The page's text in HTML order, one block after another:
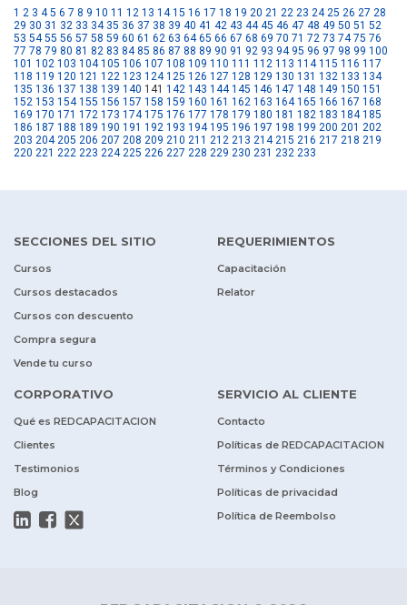
1 2 3 4 5 6 7 8 9 10 11 12 13 14 15 16 17 18 19 20 21 22 23 24 25 26 27 28
29 30 31 32 33 34 35 36 37 38 39 40 41 42 43 44 45 46 47 48 49 50 51 52
53 54 55 56 57 58 59 60 61 62 63 64 65 66 67 68 69 70 71 72 73 74 75 76
77 78 79 80 81 82 83 84 85 86 87 88 89 90 91 92 93 94 95 96 97 98 99 100
101 102 103 104 105 106 107 108 109 110 111 112 113 114 115 116 117
118 119 120 121 122 123 124 125 126 127 128 129 130 131 132 133 134
135 136 137 138 139 140 141 142 143 144 145 146 147 148 149 150 151
152 153 154 155 156 157 158 159 160 161 162 163 164 165 166 167 168
169 170 171 172 173 174 175 176 177 178 179 180 181 182 183 184 185
186 187 188 189 190 191 192 193 194 195 196 197 198 199 200 201 202
203 204 205 206 207 208 209 210 211 212 213 214 215 216 217 218 219
220 221 222 223 224 225 226 227 228 229 230 231 232 233
SECCIONES DEL SITIO
Cursos
Cursos destacados
Cursos con descuento
Compra segura
Vende tu curso
REQUERIMIENTOS
Capacitación
Relator
CORPORATIVO
Qué es REDCAPACITACION
Clientes
Testimonios
Blog
SERVICIO AL CLIENTE
Contacto
Políticas de REDCAPACITACION
Términos y Condiciones
Políticas de privacidad
Política de Reembolso